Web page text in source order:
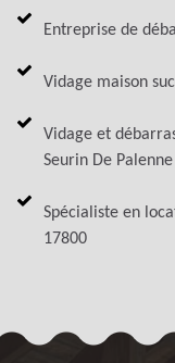
Entreprise de
Vidage maison
Vidage et
Seurin De Palenne
Spécialiste en
17800